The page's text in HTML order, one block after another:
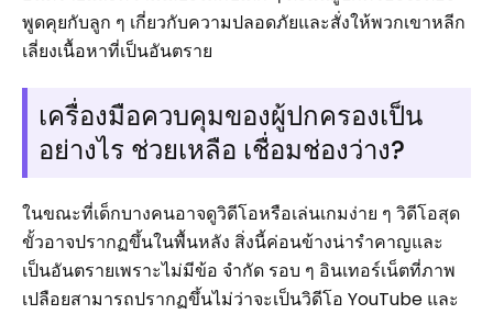
พูดคุยกับลูก ๆ เกี่ยวกับความปลอดภัยและสั่งให้พวกเขาหลีก
เลี่ยงเนื้อหาที่เป็นอันตราย
เครื่องมือควบคุมของผู้ปกครองเป็น
อย่างไร ช่วยเหลือ เชื่อมช่องว่าง?
ในขณะที่เด็กบางคนอาจดูวิดีโอหรือเล่นเกมง่าย ๆ วิดีโอสุด
ขั้วอาจปรากฏขึ้นในพื้นหลัง สิ่งนี้ค่อนข้างน่ารำคาญและ
เป็นอันตรายเพราะไม่มีข้อ จำกัด รอบ ๆ อินเทอร์เน็ตที่ภาพ
เปลือยสามารถปรากฏขึ้นไม่ว่าจะเป็นวิดีโอ YouTube และ